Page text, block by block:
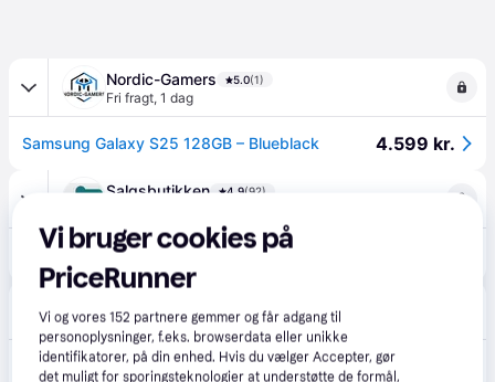
Nordic-Gamers 5.0(1)
Fri fragt, 1 dag
Samsung Galaxy S25 128GB – Blueblack 4.599 kr.
Salgsbutikken 4.9(92)
Samsung Galaxy S25 5G (128GB/Blue Black)
39 kr. fragt,1-2 dage
Samsung Galaxy S25 6.2 12GB 128GB Blueblack. 5.319 kr.
Vi bruger cookies på
PriceRunner
Vi og vores152 partnere gemmer og får adgang til
personoplysninger, f.eks. browserdata eller unikke
identifikatorer, på din enhed. Hvis du vælger Accepter, gør
det muligt for sporingsteknologier at understøtte de formål,